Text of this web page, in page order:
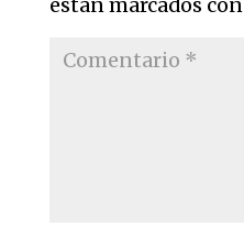
están marcados con